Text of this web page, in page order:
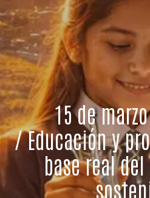
15 de
/ Educación y
base real